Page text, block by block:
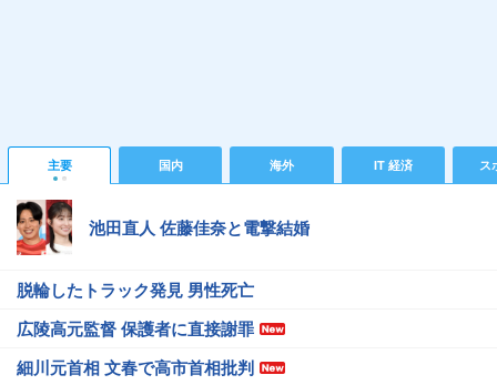
主要 国内 海外 IT 経済 ス
池田直人 佐藤佳奈と電撃結婚
脱輪したトラック発見 男性死亡
広陵高元監督 保護者に直接謝罪
細川元首相 文春で高市首相批判